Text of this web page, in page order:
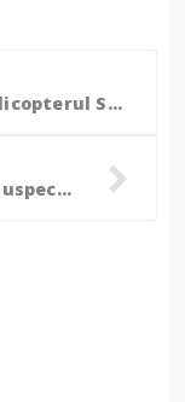
Femeie trimisă la Iași cu elicopterul SMURD
O infirmieră a murit în condiții suspecte; Poliția a demarat o anchetă